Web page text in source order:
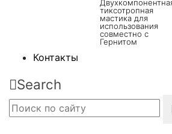
тиксотропная
мастика для
использования
совместно с
Гернитом
Контакты
Search